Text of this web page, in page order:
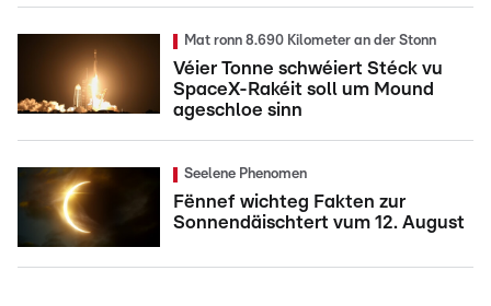
Mat ronn 8.690 Kilometer an der Stonn
Véier Tonne schwéiert Stéck vu
SpaceX-Rakéit soll um Mound
ageschloe sinn
Seelene Phenomen
Fënnef wichteg Fakten zur
Sonnendäischtert vum 12. August